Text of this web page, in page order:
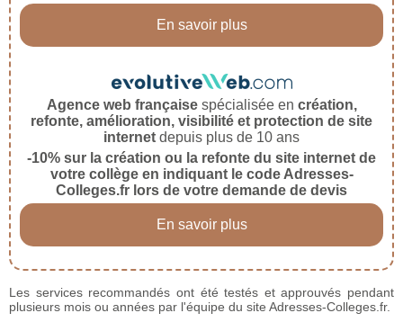
En savoir plus
Agence web françaisespécialisée en création,
refonte, amélioration, visibilité et protection de site
internet depuis plus de 10 ans
-10% sur la création ou la refonte du site internet de
votre collège en indiquant le code Adresses-
Colleges.fr lors de votre demande de devis
En savoir plus
Les services recommandés ont été testés et approuvés pendant
plusieurs mois ou années par l'équipe du site Adresses-Colleges.fr.